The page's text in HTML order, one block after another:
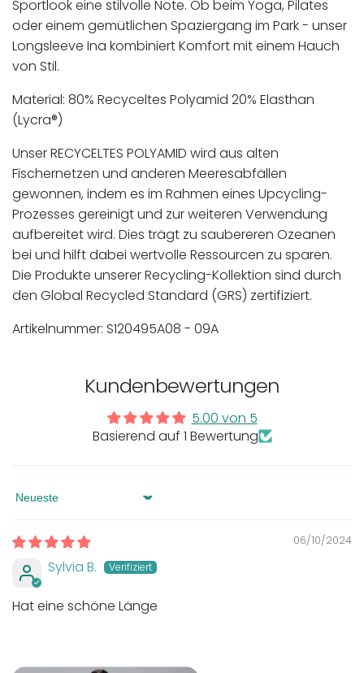
Sportlook eine stilvolle Note. Ob beim Yoga, Pilates
oder einem gemütlichen Spaziergang im Park - unser
Longsleeve Ina kombiniert Komfort mit einem Hauch
von Stil.
Material: 80% Recyceltes Polyamid 20% Elasthan
(Lycra®)
Unser RECYCELTES POLYAMID wird aus alten
Fischernetzen und anderen Meeresabfällen
gewonnen, indem es im Rahmen eines Upcycling-
Prozesses gereinigt und zur weiteren Verwendung
aufbereitet wird. Dies trägt zu saubereren Ozeanen
bei und hilft dabei wertvolle Ressourcen zu sparen.
Die Produkte unserer Recycling-Kollektion sind durch
den Global Recycled Standard (GRS) zertifiziert.
Artikelnummer: S120495A08 - 09A
Nicht bleichen
Nicht bügeln
Nicht trocknergeeignet
Wirtschaftsakteur:Kundenbewertungen
5.00 von 5
Basierend auf 1 Bewertung
Sort by
06/10/2024
Sylvia B.
Hat eine schöne Länge